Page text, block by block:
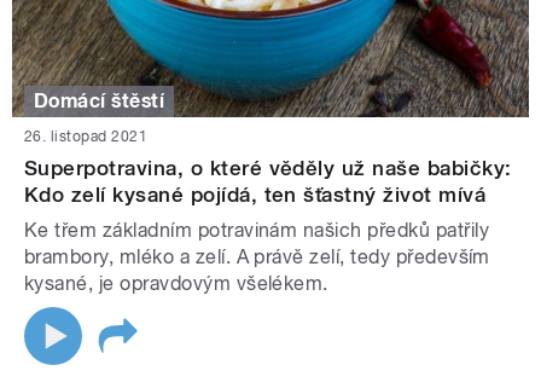
Domácí štěstí
26. listopad 2021
Superpotravina, o které věděly už naše babičky:
Kdo zelí kysané pojídá, ten šťastný život mívá
Ke třem základním potravinám našich předků patřily
brambory, mléko a zelí. A právě zelí, tedy především
kysané, je opravdovým všelékem.